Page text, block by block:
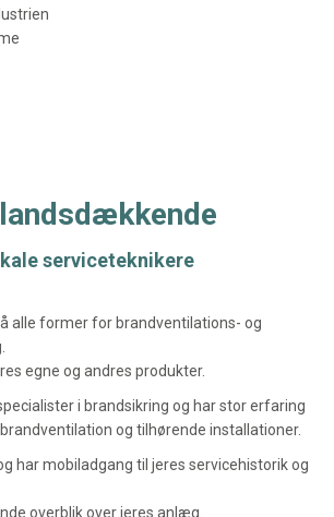
serviceteknikere
alle former for brandventilations- og
egne og andres produkter.
i brandsikring og har stor erfaring
og tilhørende installationer.
har mobiladgang til jeres servicehistorik og
overblik over jeres anlæg.